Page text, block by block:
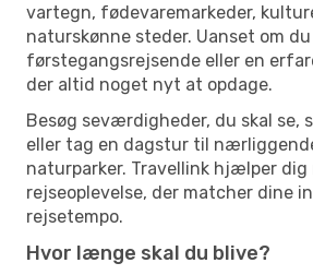
vartegn, fødevaremarkeder,
naturskønne steder. Uanset om
førstegangsrejsende eller en
der altid noget nyt at opdage.
Besøg seværdigheder, du skal se,
eller tag en dagstur til
naturparker. Travellink hjælper dig
rejseoplevelse, der matcher dine
rejsetempo.
Hvor længe skal du blive?